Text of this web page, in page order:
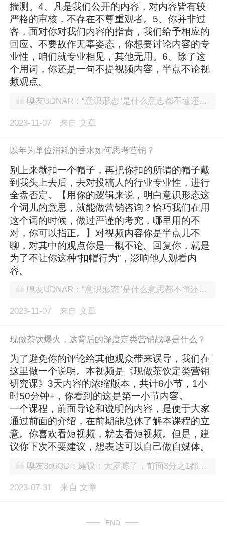
揣测。4、凡是我们公开的内容，对内容皆有较
严格的审核，不存在不尊重观者。5、你并非过
客，面对你对我们内容的指责，我们给予相应的
回应。不要故作无辜姿态，你想要讨论内容的专
业性，咱们就专业相见，其他无用。6、除了这
个用词，你还是一句不提视频内容，半点不论视
频观点。
嗅友UDNAR：“意识形态”是什么意思都不懂还搞营销咨询
2023-11-07 来自 文章
以年为单位消耗的香水如何思考营销？
别上来就扣一个帽子，再把你扣的所谓的帽子戴
到我头上去后，去对投稿人的行业专业性，进行
全盘否定。【用你的逻辑来说，明白意识形态这
个词儿的意思，就能做营销咨询？恰巧我们在用
这个词的时候，做过严谨的考究，哪里用的不
对，你可以指正。】对视频内容你是半点儿不
聊，对其中的观点你是一概不论。回复你，就是
为了不让你这种“扣帽行为”，影响他人观看内
容。
嗅友UDNAR：“意识形态”是什么意思都不懂还搞营销咨询
2023-11-07 来自 文章
现做茶饮爆火，这背后的深度定类营销战略是什么？
为了避免你的评论给其他观众带来误导，我们在
这里做一个说明。本视频是《现做茶饮定类营销
研究课》3天内容的浓缩版本，共计6小节，1小
时50分钟+，你看到的这是第一小节内容。
一个课程，前面导论和说明的内容，是便于大家
通过前面的介绍，在前期能总体了解本课程的立
意。你喜欢看短视频，就去看短视频。但是，建
议你下次不要建议，想表达可以自己做自媒体。
嗅友3q6QD：建议：太罗嗦了，前面3分之1都是讲的无关紧要的东西，现在是短视频的时代，提前讲干货，其他自吹自擂，拉关注的话放后面比较好。
2023-07-31 来自 文章
END